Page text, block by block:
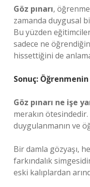
Göz pınarı,
zamanda duygusal
Bu yüzden
sadece ne
hissettiğini de
Sonuç:
Göz pınarı ne işe
merakın ötesindedir.
duygulanmanın ve
Bir damla gözyaşı,
farkındalık
eski kalıplardan